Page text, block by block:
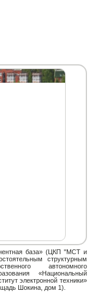
база» (ЦКП "МСТ и
структурным
автономного
«Национальный
электронной техники»
Шокина, дом 1).